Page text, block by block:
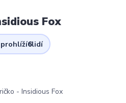
Fox
6lidí